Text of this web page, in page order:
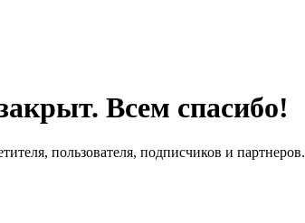
Всем спасибо!
пользователя, подписчиков и партнеров.